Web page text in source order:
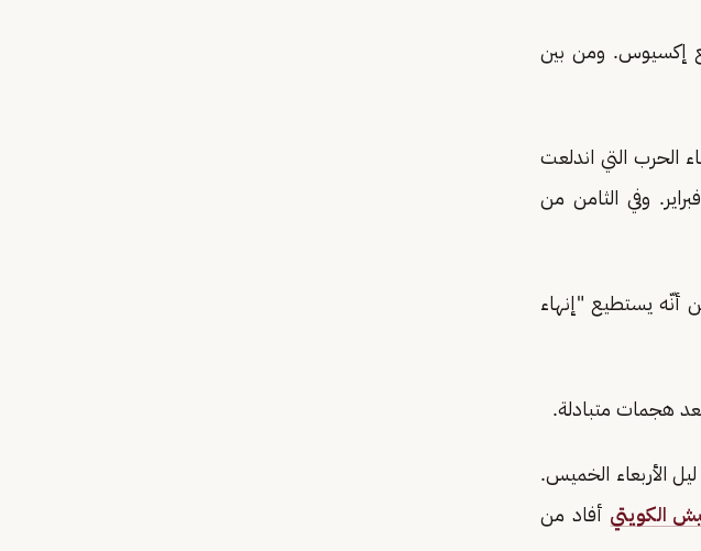
إكسيوس. ومن بين
الحرب التي اندلعت
على الجمهورية الإسلامية في 28 شباط/فبراير. وفي الثامن من
من أنّه يستطيع "إنهاء
هجمات متبادلة.
ليل الأربعاء الخميس.
الكويتي أفاد من